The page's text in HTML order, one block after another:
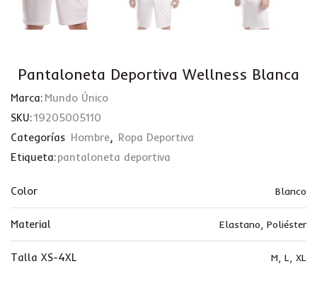
Pantaloneta Deportiva Wellness Blanca
Marca: Mundo Único
SKU:19205005110
Categorías Hombre, Ropa Deportiva
Etiqueta:pantaloneta deportiva
Color Blanco
Material Elastano, Poliéster
Talla XS-4XL M, L, XL